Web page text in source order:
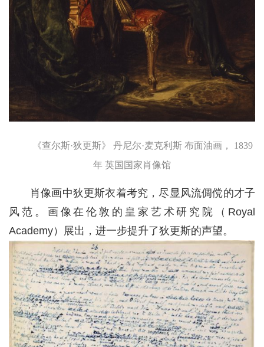
《查尔斯·狄更斯》 丹尼尔·麦克利斯 布面油画， 1839
年 英国国家肖像馆
肖像画中狄更斯衣着考究，尽显风流倜傥的才子
风范。画像在伦敦的皇家艺术研究院（Royal
Academy）展出，进一步提升了狄更斯的声望。